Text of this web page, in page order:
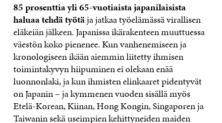
85 prosenttia yli 65-vuotiaista japanilaisista
haluaa tehdä työtäja jatkaa työelämässä virallisen
eläkeiän jälkeen. Japanissa ikärakenteen muuttuessa
väestön koko pienenee. Kun vanhenemiseen ja
kronologiseen ikään aiemmin liitetty ihmisen
toimintakyvyn hiipuminen ei olekaan enää
luonnonlaki, ja kun ihmisten elinkaaret pidentyvät
on Japanin – ja kymmenen vuoden sisällä myös
Etelä-Korean, Kiinan, Hong Kongin, Singaporen ja
Taiwanin sekä useimpien kehittyneiden maiden